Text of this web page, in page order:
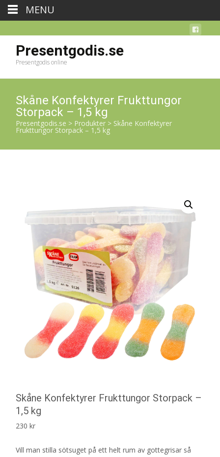
Presentgodis.se
Presentgodis online
Skåne Konfektyrer Frukttungor
Storpack – 1,5 kg
Presentgodis.se > Produkter > Skåne Konfektyrer
Frukttungor Storpack – 1,5 kg
Skåne Konfektyrer Frukttungor Storpack –
1,5 kg
230 kr
Vill man stilla sötsuget på ett helt rum av gottegrisar så
MENU